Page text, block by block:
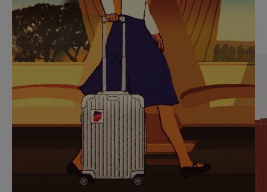
PRESS
TO
PAUSE
IT
PRESS
TO
UNMUTE
IT
パートナーを見つけましょう